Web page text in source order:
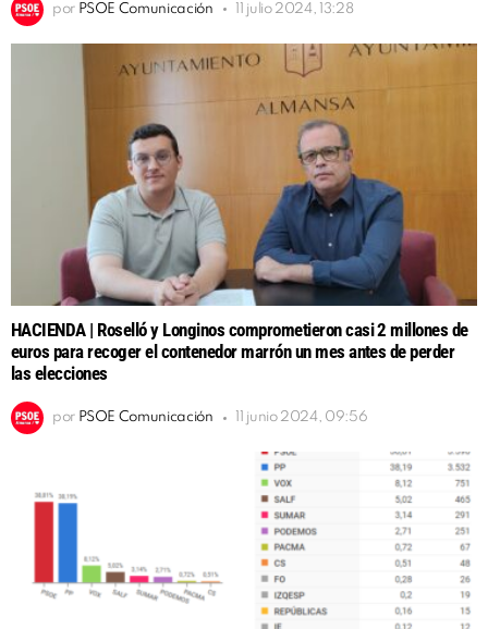
por PSOE Comunicación 11 julio 2024, 13:28
HACIENDA | Roselló y Longinos comprometieron casi 2 millones de
euros para recoger el contenedor marrón un mes antes de perder
las elecciones
por PSOE Comunicación 11 junio 2024, 09:56